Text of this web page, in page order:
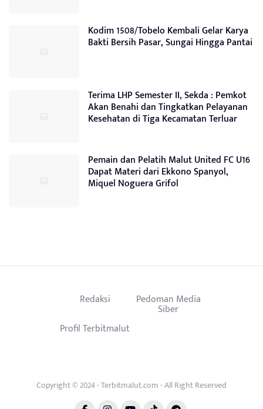
Kodim 1508/Tobelo Kembali Gelar Karya
Bakti Bersih Pasar, Sungai Hingga Pantai
Terima LHP Semester II, Sekda : Pemkot
Akan Benahi dan Tingkatkan Pelayanan
Kesehatan di Tiga Kecamatan Terluar
Pemain dan Pelatih Malut United FC U16
Dapat Materi dari Ekkono Spanyol,
Miquel Noguera Grifol
Redaksi Pedoman Media
Siber
Profil Terbitmalut
Copyright © 2024 - Terbitmalut.com - All Right Reserved